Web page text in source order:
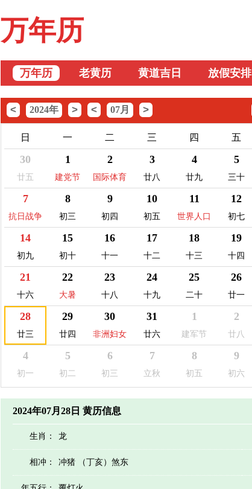
万年历
万年历 老黄历 黄道吉日 放假安排
< 2024年 > < 07月 >
日 一 二 三 四 五
30
廿五
1
建党节
2
国际体育
记者日
3
廿八
4
廿九
5
三十
7
抗日战争
纪念日
8
初三
9
初四
10
初五
11
世界人口
日
12
初七
14
初九
15
初十
16
十一
17
十二
18
十三
19
十四
21
十六
22
大暑
23
十八
24
十九
25
二十
26
廿一
28
廿三
29
廿四
30
非洲妇女
日
31
廿六
1
建军节
2
廿八
4
初一
5
初二
6
初三
7
立秋
8
初五
9
初六
2024年07月28日 黄历信息
生肖： 龙
相冲： 冲猪 （丁亥）煞东